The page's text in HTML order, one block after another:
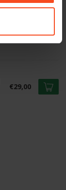
€999,00
€29,00